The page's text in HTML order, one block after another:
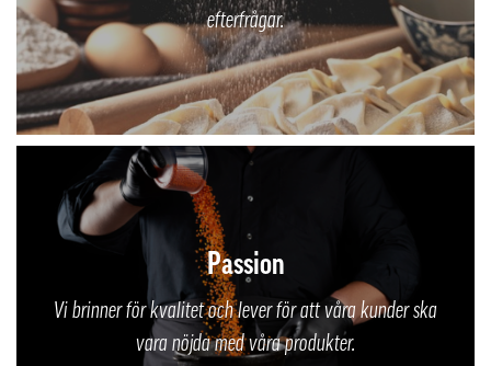
efterfrågar.
Passion
Vi brinner för kvalitet och lever för att våra kunder ska
vara nöjda med våra produkter.